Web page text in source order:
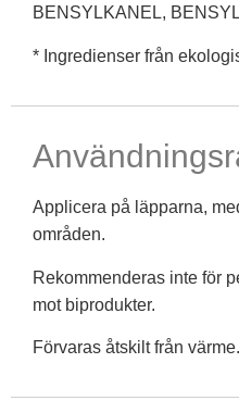
BENSYLKANEL,
* Ingredienser från
Applicera på läpparna,
områden.
Rekommenderas inte för
mot biprodukter.
Förvaras åtskilt från värme.